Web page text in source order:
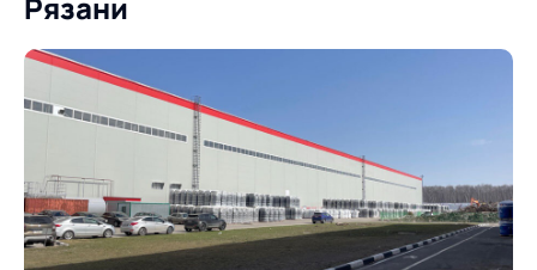
База знаний
О компании
ИТ-аккредитация
Карьера
Партнеры
Импортозамещение
Управление цепями
поставок
Оптимизация в цепях
поставок
Услуги